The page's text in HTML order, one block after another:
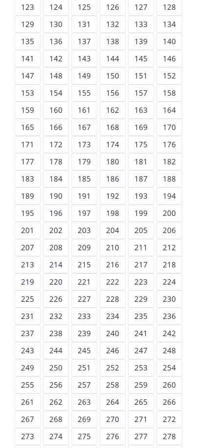
123
124 125 126 127
128
129
130 131 132 133
134
135
136 137 138 139
140
141
142 143 144 145
146
147
148 149 150 151
152
153
154 155 156 157
158
159
160 161 162 163
164
165
166 167 168 169
170
171
172 173 174 175
176
177
178 179 180 181
182
183
184 185 186 187
188
189
190 191 192 193
194
195
196 197 198 199
200
201
202 203 204 205
206
207
208 209 210 211
212
213
214 215 216 217
218
219
220 221 222 223
224
225
226 227 228 229
230
231
232 233 234 235
236
237
238 239 240 241
242
243
244 245 246 247
248
249
250 251 252 253
254
255
256 257 258 259
260
261
262 263 264 265
266
267
268 269 270 271
272
273
274 275 276 277
278